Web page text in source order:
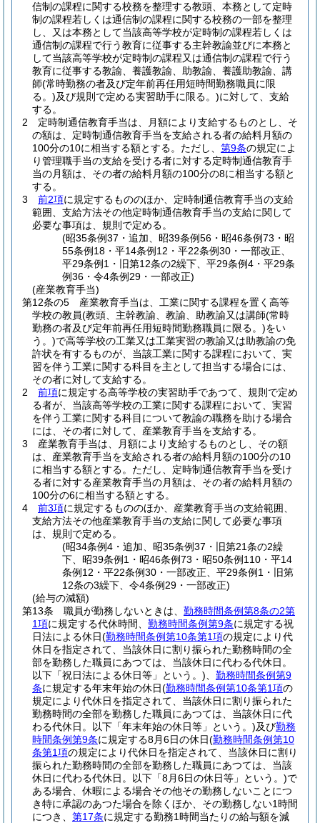
信制の課程に関する校務を整理する教頭、本務として定時
制の課程若しくは通信制の課程に関する校務の一部を整理
し、又は本務として当該高等学校が定時制の課程若しくは
通信制の課程で行う教育に従事する主幹教諭並びに本務と
して当該高等学校が定時制の課程又は通信制の課程で行う
教育に従事する教諭、養護教諭、助教諭、養護助教諭、講
師(常時勤務の者及び定年前再任用短時間勤務職員に限
る。)及び規則で定める実習助手に限る。)に対して、支給
する。
2
定時制通信教育手当は、月額により支給するものとし、そ
の額は、定時制通信教育手当を支給される者の給料月額の
100分の10に相当する額とする。 ただし、 第9条の規定によ
り管理職手当の支給を受ける者に対する定時制通信教育手
当の月額は、その者の給料月額の100分の8に相当する額と
する。
3
前2項に規定するもののほか、定時制通信教育手当の支給
範囲、支給方法その他定時制通信教育手当の支給に関して
必要な事項は、規則で定める。
(昭35条例37・追加、昭39条例56・昭46条例73・昭
55条例18・平14条例12・平22条例30・一部改正、
平29条例1・旧第12条の2繰下、平29条例4・平29条
例36・令4条例29・一部改正)
(産業教育手当)
第12条の5
産業教育手当は、工業に関する課程を置く高等
学校の教員(教頭、主幹教諭、教諭、助教諭又は講師(常時
勤務の者及び定年前再任用短時間勤務職員に限る。)をい
う。)で高等学校の工業又は工業実習の教諭又は助教諭の免
許状を有するものが、当該工業に関する課程において、実
習を伴う工業に関する科目を主として担当する場合には、
その者に対して支給する。
2
前項に規定する高等学校の実習助手であつて、規則で定め
る者が、当該高等学校の工業に関する課程において、実習
を伴う工業に関する科目について教諭の職務を助ける場合
には、その者に対して、産業教育手当を支給する。
3
産業教育手当は、月額により支給するものとし、その額
は、産業教育手当を支給される者の給料月額の100分の10
に相当する額とする。 ただし、定時制通信教育手当を受け
る者に対する産業教育手当の月額は、その者の給料月額の
100分の6に相当する額とする。
4
前3項に規定するもののほか、産業教育手当の支給範囲、
支給方法その他産業教育手当の支給に関して必要な事項
は、規則で定める。
(昭34条例4・追加、昭35条例37・旧第21条の2繰
下、昭39条例1・昭46条例73・昭50条例110・平14
条例12・平22条例30・一部改正、平29条例1・旧第
12条の3繰下、令4条例29・一部改正)
(給与の減額)
第13条
職員が勤務しないときは、 勤務時間条例第8条の2第
1項に規定する代休時間、 勤務時間条例第9条に規定する祝
日法による休日(勤務時間条例第10条第1項の規定により代
休日を指定されて、当該休日に割り振られた勤務時間の全
部を勤務した職員にあつては、当該休日に代わる代休日。
以下「祝日法による休日等」という。)
勤務時間条例第9
条に規定する年末年始の休日(勤務時間条例第10条第1項の
規定により代休日を指定されて、当該休日に割り振られた
勤務時間の全部を勤務した職員にあつては、当該休日に代
わる代休日。以下「年末年始の休日等」という。)及び勤務
時間条例第9条に規定する8月6日の休日(勤務時間条例第10
条第1項の規定により代休日を指定されて、当該休日に割り
振られた勤務時間の全部を勤務した職員にあつては、当該
休日に代わる代休日。以下「8月6日の休日等」という。)で
ある場合、休暇による場合その他その勤務しないことにつ
き特に承認のあつた場合を除くほか、その勤務しない1時間
につき、 第17条に規定する勤務1時間当たりの給与額を減